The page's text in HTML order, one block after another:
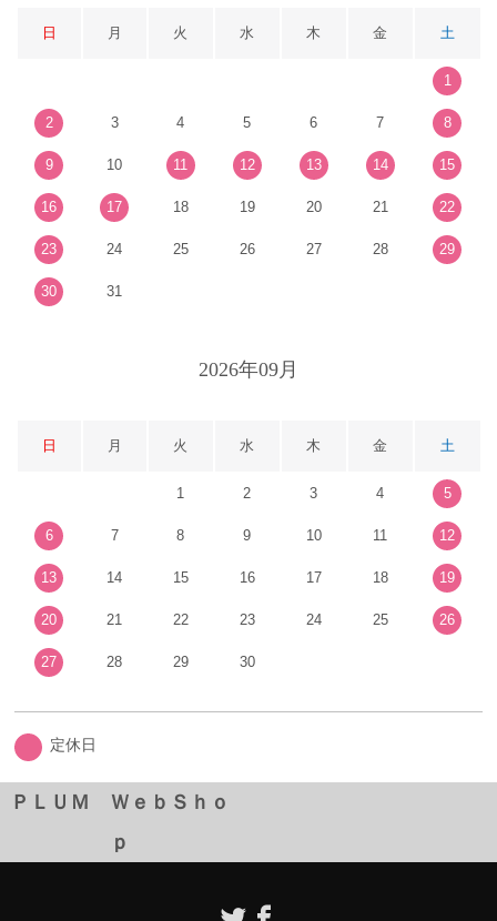
日 月 火 水 木 金 土
1
2 3 4 5 6 7 8
9 10 11 12 13 14 15
16 17 18 19 20 21 22
23 24 25 26 27 28 29
30 31
2026年09月
日 月 火 水 木 金 土
1 2 3 4 5
6 7 8 9 10 11 12
13 14 15 16 17 18 19
20 21 22 23 24 25 26
27 28 29 30
定休日
ＰＬＵＭ ＷｅｂＳｈｏ
ｐ